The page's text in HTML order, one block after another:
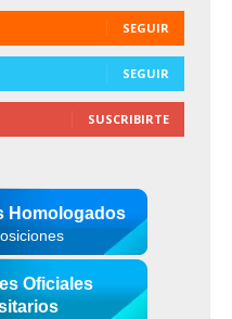
SEGUIR
SEGUIR
SUSCRIBIRTE
Homologados
Oficiales